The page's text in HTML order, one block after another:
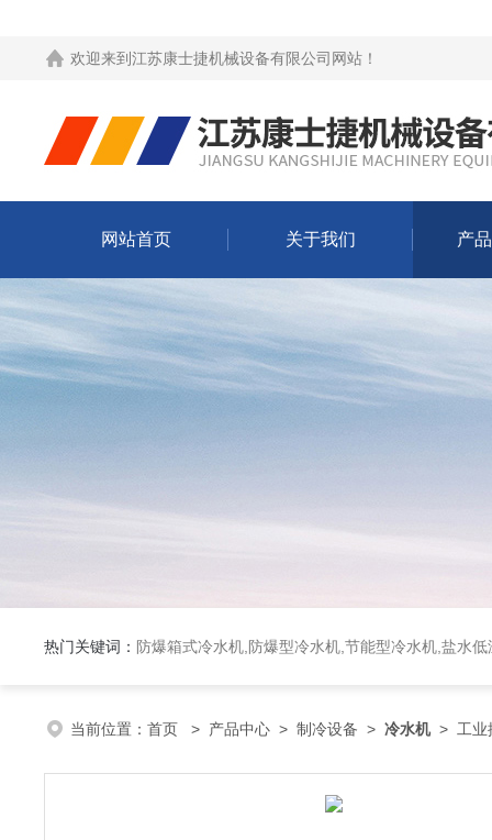
欢迎来到 江苏康士捷机械设备有限公司网站 ！
网站首页 关于我们 产
热门关键词： 防爆箱式冷水机,防爆型冷水机,节能型冷水机,盐水低
当前位置： 首页 > 产品中心 > 制冷设备 > 冷水机> 工业